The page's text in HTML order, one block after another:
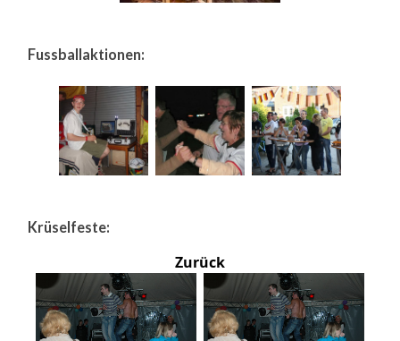
Fussballaktionen:
Krüselfeste:
Zurück